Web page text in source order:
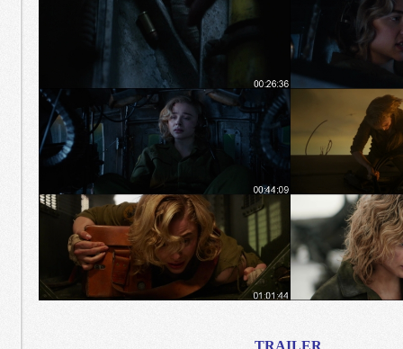
TRAILER